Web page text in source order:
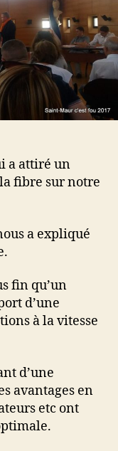
a attiré un
fibre sur notre
a expliqué
fin qu’un
d’une
à la vitesse
d’une
avantages en
etc ont